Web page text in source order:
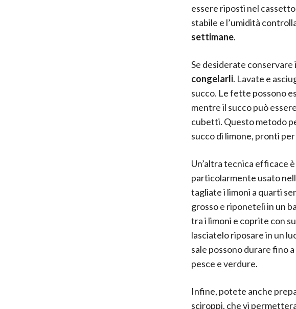
essere riposti nel
stabile e l’umidità
settimane.
Se desiderate
congelarli. Lavate e
succo. Le fette possono
mentre il succo può
cubetti. Questo metodo
succo di limone, pronti
Un’altra tecnica efficace è
particolarmente usato
tagliate i limoni a quarti
grosso e riponeteli in un
tra i limoni e coprite con
lasciatelo riposare in un
sale possono durare fino
pesce e verdure.
Infine, potete anche
sciroppi, che vi